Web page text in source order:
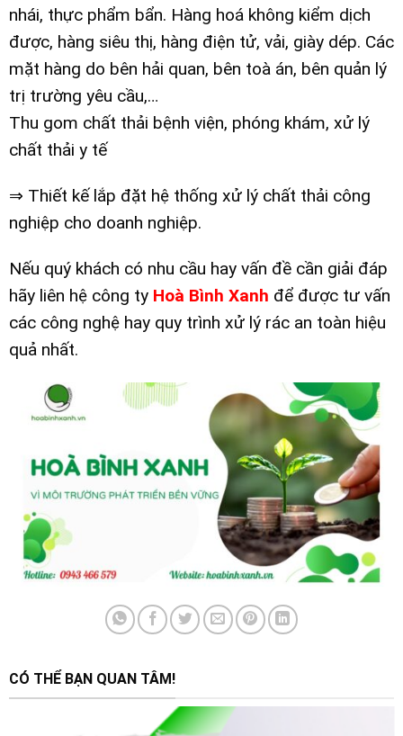
nhái, thực phẩm bẩn. Hàng hoá không kiểm dịch
được, hàng siêu thị, hàng điện tử, vải, giày dép. Các
mặt hàng do bên hải quan, bên toà án, bên quản lý
trị trường yêu cầu,…
Thu gom chất thải bệnh viện, phóng khám, xử lý
chất thải y tế
⇒ Thiết kế lắp đặt hệ thống xử lý chất thải công
nghiệp cho doanh nghiệp.
Nếu quý khách có nhu cầu hay vấn đề cần giải đáp
hãy liên hệ công ty Hoà Bình Xanh để được tư vấn
các công nghệ hay quy trình xử lý rác an toàn hiệu
quả nhất.
CÓ THỂ BẠN QUAN TÂM!